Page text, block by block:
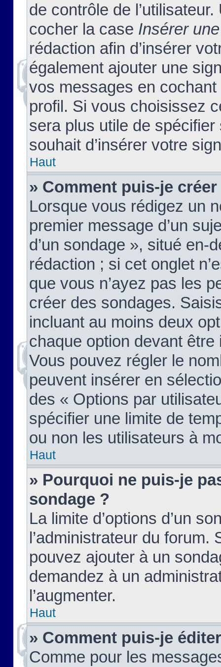
de contrôle de
cocher la case Insérer
rédaction afin d’insérer
également ajouter une
vos messages en
profil. Si vous choisissez
sera plus utile de
souhait d’insérer votre
Haut
» Comment puis-je
Lorsque vous rédigez un
premier message d’un
d’un sondage », situé en-
rédaction ; si cet onglet
que vous n’ayez pas les
créer des sondages.
incluant au moins deux
chaque option devant
Vous pouvez régler le
peuvent insérer en
des « Options par
spécifier une limite de
ou non les utilisateurs à
Haut
» Pourquoi ne puis-je
sondage ?
La limite d’options d’un
l’administrateur du forum.
pouvez ajouter à un
demandez à un
l’augmenter.
Haut
» Comment puis-je
Comme pour les